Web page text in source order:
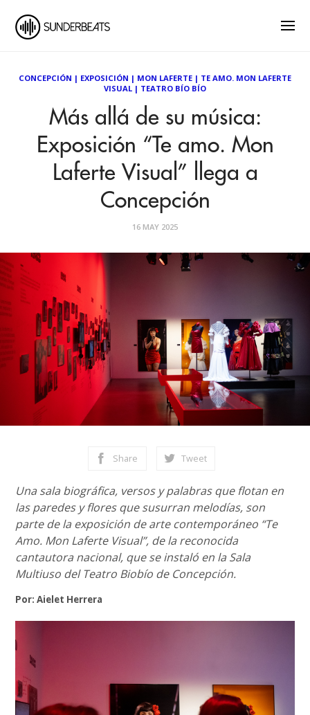
CONCEPCIÓN | EXPOSICIÓN | MON LAFERTE | TE AMO. MON LAFERTE
VISUAL | TEATRO BÍO BÍO
Más allá de su música:
Exposición “Te amo. Mon
Laferte Visual” llega a
Concepción
16 MAY 2025
Share Tweet
Una sala biográfica, versos y palabras que flotan en
las paredes y flores que susurran melodías, son
parte de la exposición de arte contemporáneo “Te
Amo. Mon Laferte Visual”, de la reconocida
cantautora nacional, que se instaló en la Sala
Multiuso del Teatro Biobío de Concepción.
Por: Aielet Herrera